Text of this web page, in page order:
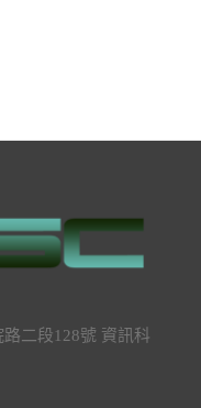
二段128號 資訊科